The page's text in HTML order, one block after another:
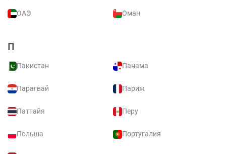
ОАЭ Оман
П
Пакистан Панама
Парагвай Париж
Паттайя Перу
Польша Португалия